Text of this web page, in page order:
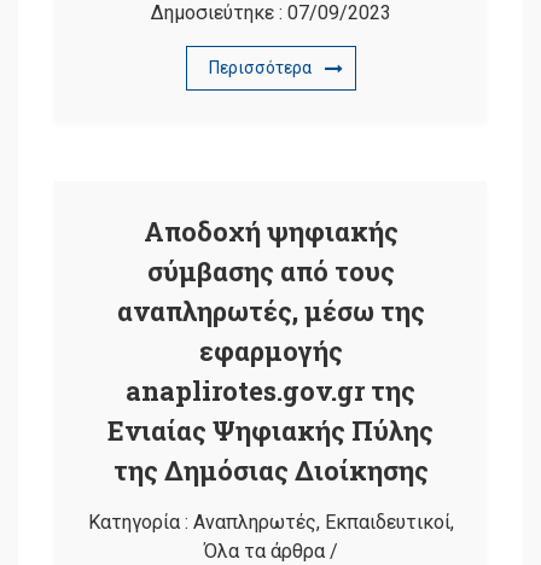
Δημοσιεύτηκε : 07/09/2023
Περισσότερα
Aποδοχή ψηφιακής
σύμβασης από τους
αναπληρωτές, μέσω της
εφαρμογής
anaplirotes.gov.gr της
Ενιαίας Ψηφιακής Πύλης
της Δημόσιας Διοίκησης
Κατηγορία : Αναπληρωτές, Εκπαιδευτικοί,
Όλα τα άρθρα/